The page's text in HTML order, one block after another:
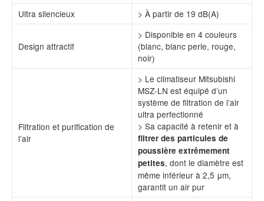
Ultra silencieux
> À partir de 19 dB(A)
Design attractif
> Disponible en 4 couleurs
(blanc, blanc perle, rouge,
noir)
Filtration et purification de
l’air
> Le climatiseur Mitsubishi
MSZ-LN est équipé d’un
système de filtration de l’air
ultra perfectionné
> Sa capacité à retenir et à
filtrer des particules de
poussière extrêmement
petites, dont le diamètre est
même inférieur à 2,5 μm,
garantit un air pur